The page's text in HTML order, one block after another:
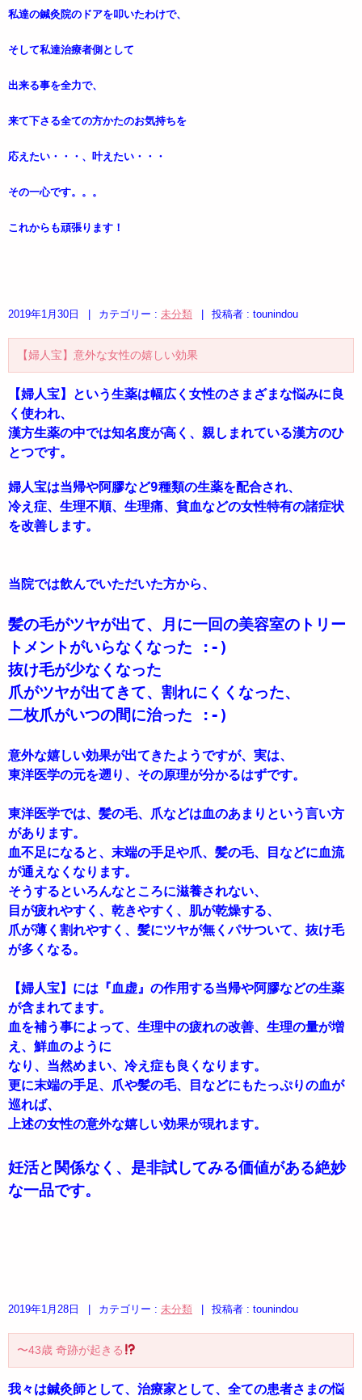
私達の鍼灸院のドアを叩いたわけで、
そして私達治療者側として
出来る事を全力で、
来て下さる全ての方かたのお気持ちを
応えたい・・・、叶えたい・・・
その一心です。。。
これからも頑張ります！
2019年1月30日 カテゴリー : 未分類 投稿者 : tounindou
【婦人宝】意外な女性の嬉しい効果
【婦人宝】という生薬は幅広く女性のさまざまな悩みに良
く使われ、
漢方生薬の中では知名度が高く、親しまれている漢方のひ
冷え症、生理不順、生理痛、貧血などの女性特有の諸症状
を改善します。
当院では飲んでいただいた方から、
髪の毛がツヤが出て、月に一回の美容室のトリー
トメントがいらなくなった :-)
二枚爪がいつの間に治った :-)
意外な嬉しい効果が出てきたようですが、実は、
東洋医学の元を遡り、その原理が分かるはずです。
東洋医学では、髪の毛、爪などは血のあまりという言い方
があります。
血不足になると、末端の手足や爪、髪の毛、目などに血流
が通えなくなります。
そうするといろんなところに滋養されない、
目が疲れやすく、乾きやすく、肌が乾燥する、
爪が薄く割れやすく、髪にツヤが無くパサついて、抜け毛
が多くなる。
【婦人宝】には『血虚』の作用する当帰や阿膠などの生薬
が含まれてます。
血を補う事によって、生理中の疲れの改善、生理の量が増
え、鮮血のように
なり、当然めまい、冷え症も良くなります。
更に末端の手足、爪や髪の毛、目などにもたっぷりの血が
巡れば、
妊活と関係なく、是非試してみる価値がある絶妙
な一品です。
2019年1月28日 カテゴリー : 未分類 投稿者 : tounindou
〜43歳 奇跡が起きる
我々は鍼灸師として、治療家として、全ての患者さまの悩